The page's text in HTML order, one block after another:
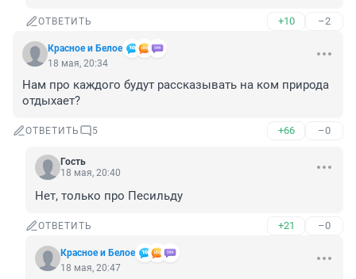
ОТВЕТИТЬ +10 –2
Красное и Белое
18 мая, 20:34
Нам про каждого будут рассказывать на ком природа
отдыхает?
ОТВЕТИТЬ 5 +66 –0
Гость
18 мая, 20:40
Нет, только про Песильду
ОТВЕТИТЬ +21 –0
Красное и Белое
18 мая, 20:47